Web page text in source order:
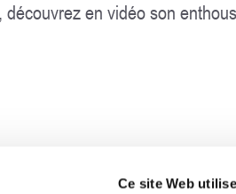
Ce site Web
découvrez en vidéo son